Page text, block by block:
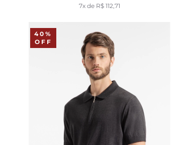
7x de R$ 112,71
40%
OFF